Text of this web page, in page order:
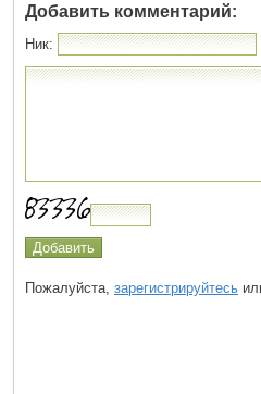
Добавить комментарий:
Ник:
Пожалуйста, зарегистрируйтесь